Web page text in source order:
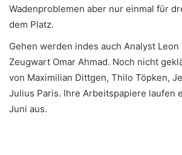
Wadenproblemen aber nur einmal für
dem Platz.
Gehen werden indes auch Analyst Leon
Zeugwart Omar Ahmad. Noch nicht
von Maximilian Dittgen, Thilo Töpken,
Julius Paris. Ihre Arbeitspapiere laufen
Juni aus.